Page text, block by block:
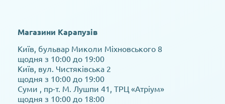
Магазини Карапузів
Київ, бульвар Миколи Міхновського 8
щодня з 10:00 до 19:00
Київ, вул. Чистяківська 2
щодня з 10:00 до 19:00
Суми , пр-т. М. Лушпи 41, ТРЦ «Атріум»
щодня з 10:00 до 18:00